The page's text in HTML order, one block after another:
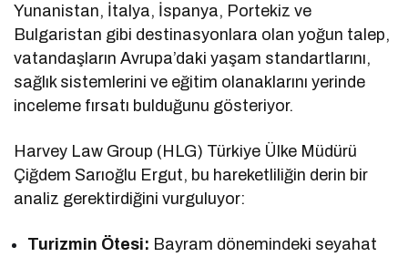
Yunanistan, İtalya, İspanya, Portekiz ve
Bulgaristan gibi destinasyonlara olan yoğun talep,
vatandaşların Avrupa’daki yaşam standartlarını,
sağlık sistemlerini ve eğitim olanaklarını yerinde
inceleme fırsatı bulduğunu gösteriyor.
Harvey Law Group (HLG) Türkiye Ülke Müdürü
Çiğdem Sarıoğlu Ergut, bu hareketliliğin derin bir
analiz gerektirdiğini vurguluyor:
Turizmin Ötesi: Bayram dönemindeki seyahat